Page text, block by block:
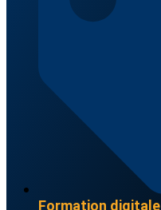
Formation digitale